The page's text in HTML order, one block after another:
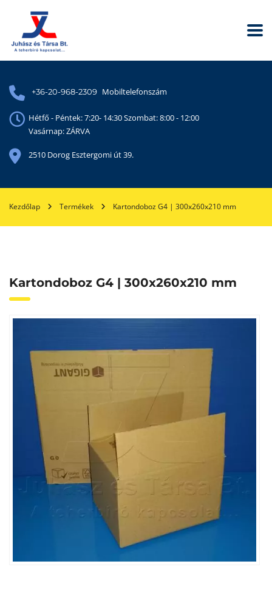
+36-20-968-2309 Mobiltelefonszám
Hétfő - Péntek: 7:20- 14:30 Szombat: 8:00 - 12:00
Vasárnap: ZÁRVA
2510 Dorog Esztergomi út 39.
Kezdőlap Termékek Kartondoboz G4 | 300x260x210 mm
Kartondoboz G4 | 300x260x210 mm